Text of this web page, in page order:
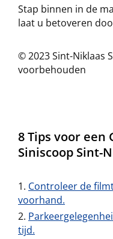
Stap binnen in de
laat u betoveren
© 2023 Sint-Niklaas
voorbehouden
8 Tips voor een
Siniscoop Sint-
Controleer de
voorhand.
tijd.